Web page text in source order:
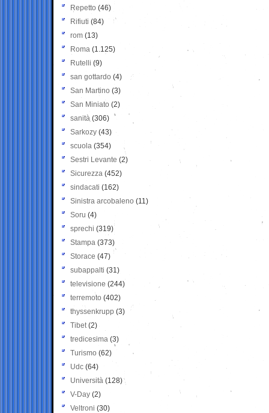
Repetto (46)
Rifiuti (84)
rom (13)
Roma (1.125)
Rutelli (9)
san gottardo (4)
San Martino (3)
San Miniato (2)
sanità (306)
Sarkozy (43)
scuola (354)
Sestri Levante (2)
Sicurezza (452)
sindacati (162)
Sinistra arcobaleno (11)
Soru (4)
sprechi (319)
Stampa (373)
Storace (47)
subappalti (31)
televisione(244)
terremoto (402)
thyssenkrupp (3)
Tibet(2)
tredicesima (3)
Turismo (62)
Udc (64)
Università (128)
V-Day (2)
Veltroni (30)